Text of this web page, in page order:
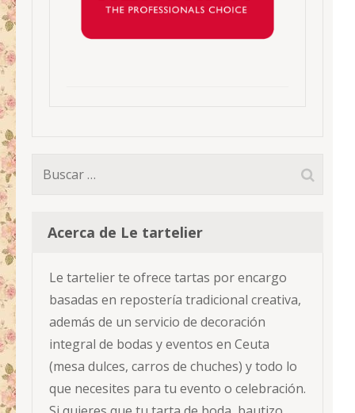
Buscar:
Acerca de Le tartelier
Le tartelier te ofrece tartas por encargo
basadas en repostería tradicional creativa,
además de un servicio de decoración
integral de bodas y eventos en Ceuta
(mesa dulces, carros de chuches) y todo lo
que necesites para tu evento o celebración.